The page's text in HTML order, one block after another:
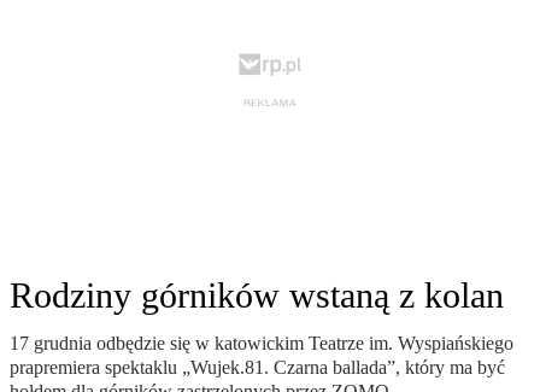
Rodziny górników wstaną z kolan
17 grudnia odbędzie się w katowickim Teatrze im. Wyspiańskiego
prapremiera spektaklu „Wujek.81. Czarna ballada”, który ma być